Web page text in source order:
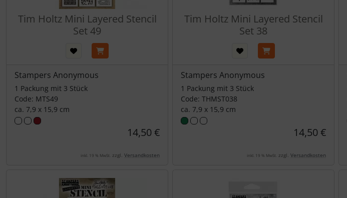
Tim Holtz Mini Layered Stencil
Set 49
Stampers Anonymous
1 Packung mit 3 Stück
Code: MTS49
ca. 7,9 x 15,9 cm
14,50 €
inkl. 19 % MwSt. zzgl. Versandkosten
Tim Holtz Mini Layered Stencil
Set 38
Stampers Anonymous
1 Packung mit 3 Stück
Code: THMST038
ca. 7,9 x 15,9 cm
14,50 €
inkl. 19 % MwSt. zzgl. Versandkosten